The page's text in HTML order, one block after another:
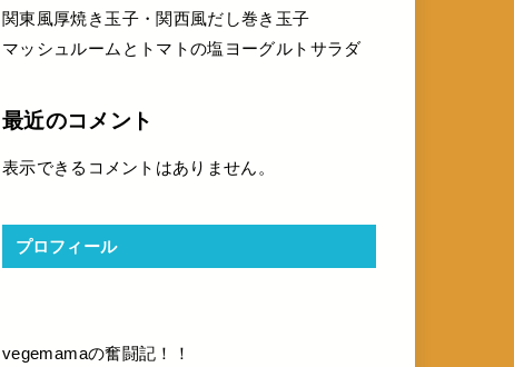
関東風厚焼き玉子・関西風だし巻き玉子
マッシュルームとトマトの塩ヨーグルトサラダ
最近のコメント
表示できるコメントはありません。
プロフィール
vegemamaの奮闘記！！